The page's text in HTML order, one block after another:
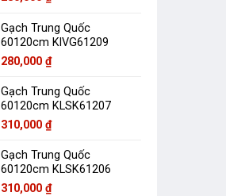
Gạch Trung Quốc
60120cm KlVG61209
280,000 ₫
Gạch Trung Quốc
60120cm KLSK61207
310,000 ₫
Gạch Trung Quốc
60120cm KLSK61206
310,000 ₫